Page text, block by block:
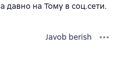
давно на Тому в соц.сети.
Javob berish